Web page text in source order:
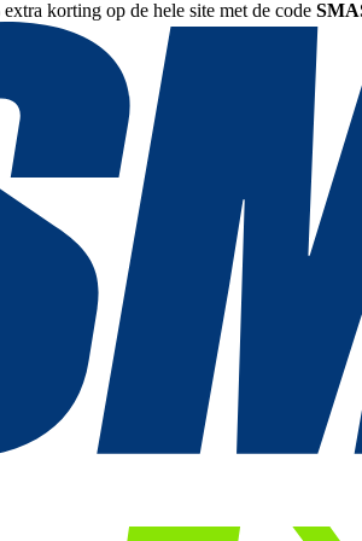
korting op de hele site met de code